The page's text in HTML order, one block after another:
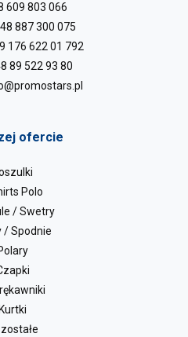
609 803 066
887 300 075
176 622 01 792
89 522 93 80
ofercie
Polo
/ Swetry
/ Spodnie
Kurtki